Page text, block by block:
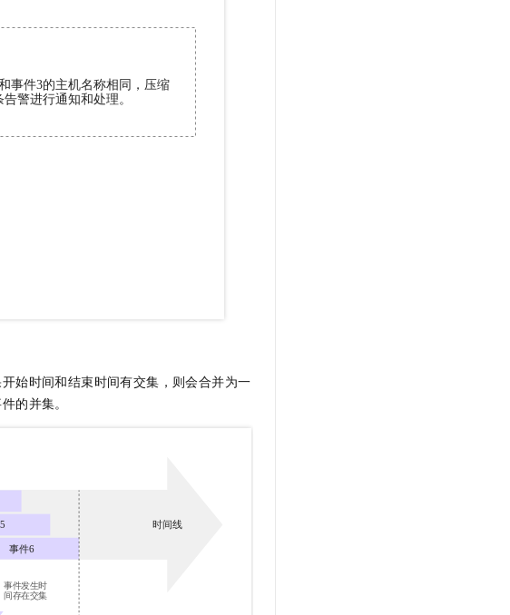
始时间和结束时间有交集，则会合并为一
的并集。